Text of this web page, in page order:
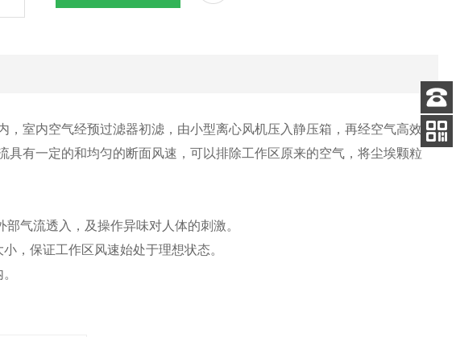
，室内空气经预过滤器初滤，由小型离心风机压入静压箱，再经空气高效
有一定的和均匀的断面风速，可以排除工作区原来的空气，将尘埃颗粒
气流透入，及操作异味对人体的刺激。
，保证工作区风速始处于理想状态。
客服
电话